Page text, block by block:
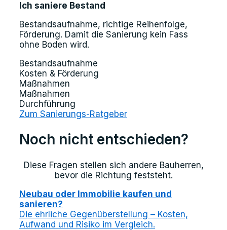
Ich saniere Bestand
Bestandsaufnahme, richtige Reihenfolge,
Förderung. Damit die Sanierung kein Fass
ohne Boden wird.
Bestandsaufnahme
Kosten & Förderung
Maßnahmen
Maßnahmen
Durchführung
Zum Sanierungs-Ratgeber
Noch nicht entschieden?
Diese Fragen stellen sich andere Bauherren,
bevor die Richtung feststeht.
Neubau oder Immobilie kaufen und
sanieren?
Die ehrliche Gegenüberstellung – Kosten,
Aufwand und Risiko im Vergleich.